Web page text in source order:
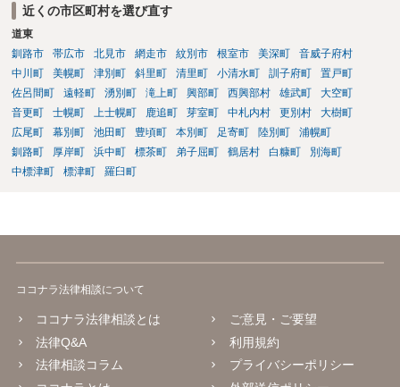
近くの市区町村を選び直す
道東
釧路市
帯広市 北見市 網走市 紋別市 根室市 美深町
音威子府村
中川町
美幌町 津別町 斜里町 清里町 小清水町 訓子府町
置戸町
佐呂間町
遠軽町 湧別町 滝上町 興部町 西興部村 雄武町
大空町
音更町
士幌町 上士幌町 鹿追町 芽室町 中札内村 更別村
大樹町
広尾町
幕別町 池田町 豊頃町 本別町 足寄町 陸別町
浦幌町
釧路町
厚岸町 浜中町 標茶町 弟子屈町 鶴居村 白糠町
別海町
中標津町
標津町 羅臼町
ココナラ法律相談について
ココナラ法律相談とは
法律Q&A
法律相談コラム
ご意見・ご要望
利用規約
プライバシーポリシー